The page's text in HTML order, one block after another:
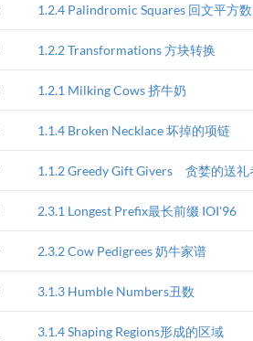
1.2.4 Palindromic Squares 回文平方数
1.2.2 Transformations 方块转换
1.2.1 Milking Cows 挤牛奶
1.1.4 Broken Necklace 坏掉的项链
1.1.2 Greedy Gift Givers 贪婪的送礼
2.3.1 Longest Prefix最长前缀 IOI'96
2.3.2 Cow Pedigrees 奶牛家谱
3.1.3 Humble Numbers丑数
3.1.4 Shaping Regions形成的区域